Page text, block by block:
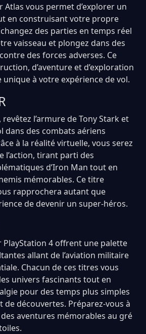
Atlas vous permet d’explorer un
en construisant votre propre
des parties en temps réel
vaisseau et plongez dans des
des forces adverses. Ce
d’aventure et d’exploration
à votre expérience de vol.
revêtez l’armure de Tony Stark et
dans des combats aériens
à la réalité virtuelle, vous serez
l’action, tirant parti des
d’Iron Man tout en
mémorables. Ce titre
rapprochera autant que
de devenir un super-héros.
PlayStation 4 offrent une palette
allant de l’aviation militaire
Chacun de ces titres vous
univers fascinants tout en
pour des temps plus simples
de découvertes. Préparez-vous à
aventures mémorables au gré